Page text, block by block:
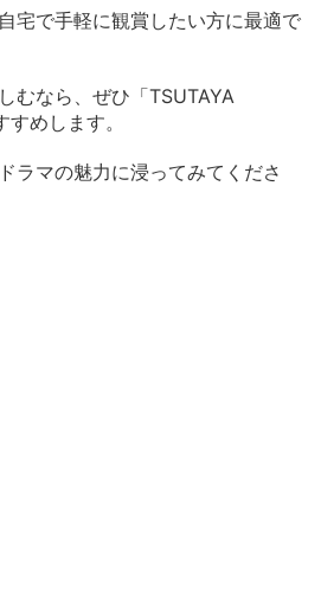
宅で手軽に観賞したい方に最適で
むなら、ぜひ「TSUTAYA
めします。
ラマの魅力に浸ってみてくださ